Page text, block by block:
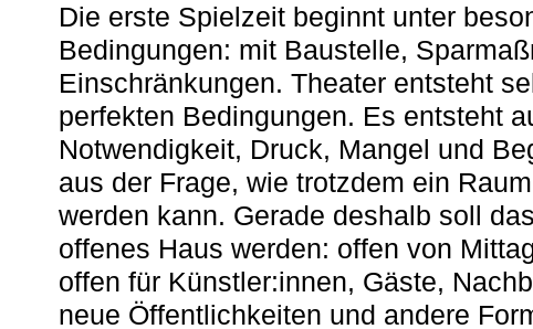
Die erste Spielzeit beginnt unter
Bedingungen: mit Baustelle,
Einschränkungen. Theater entsteht
perfekten Bedingungen. Es entsteht
Notwendigkeit, Druck, Mangel und
aus der Frage, wie trotzdem ein
werden kann. Gerade deshalb soll
offenes Haus werden: offen von
offen für Künstler:innen, Gäste,
neue Öffentlichkeiten und andere